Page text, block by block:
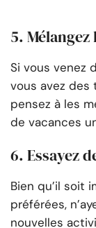
5.
Si vous venez
vous avez
pensez à les
de vacances
6. Essayez
Bien qu’il soit
préférées,
nouvelles